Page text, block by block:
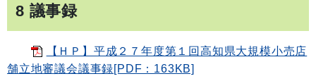
8 議事録
【ＨＰ】平成２７年度第１回高知県大規模小売店
舗立地審議会議事録[PDF：163KB]